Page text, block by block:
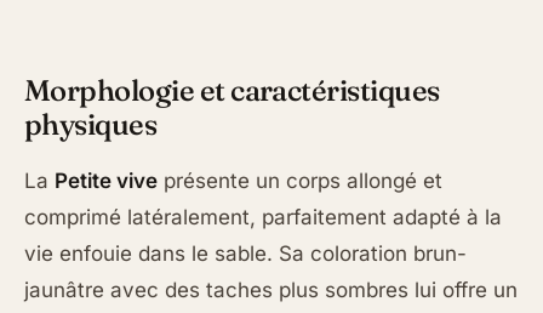
Morphologie et caractéristiques
physiques
La Petite vive présente un corps allongé et
comprimé latéralement, parfaitement adapté à la
vie enfouie dans le sable. Sa coloration brun-
jaunâtre avec des taches plus sombres lui offre un